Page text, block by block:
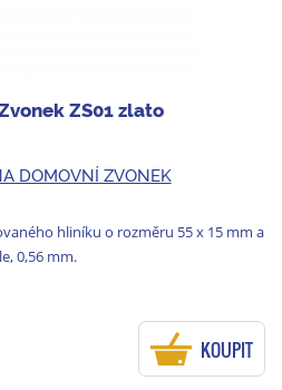
ZS01 zlato
DOMOVNÍ ZVONEK
hliníku o rozměru 55 x 15 mm a
0,56 mm.
KOUPIT